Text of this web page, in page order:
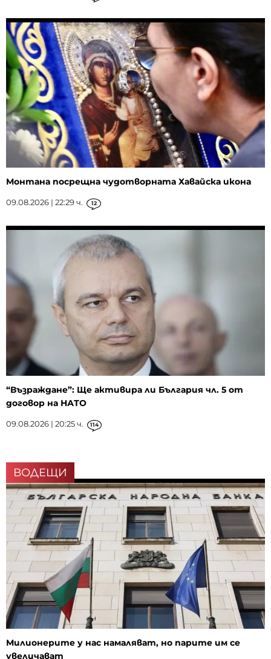
Монтана посрещна чудотворната Хавайска икона
09.08.2026 | 22:29 ч. 12
“Възраждане”: Ще активира ли България чл. 5 от
договор на НАТО
09.08.2026 | 20:25 ч. 114
ВОДЕЩИ
Милионерите у нас намаляват, но парите им се
увеличават